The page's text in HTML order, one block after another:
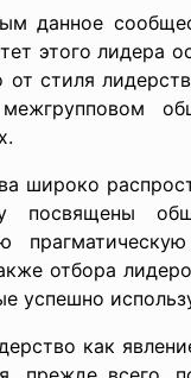
данное
этого лидера
стиля
широко
посвящены
отбора
успешно
как